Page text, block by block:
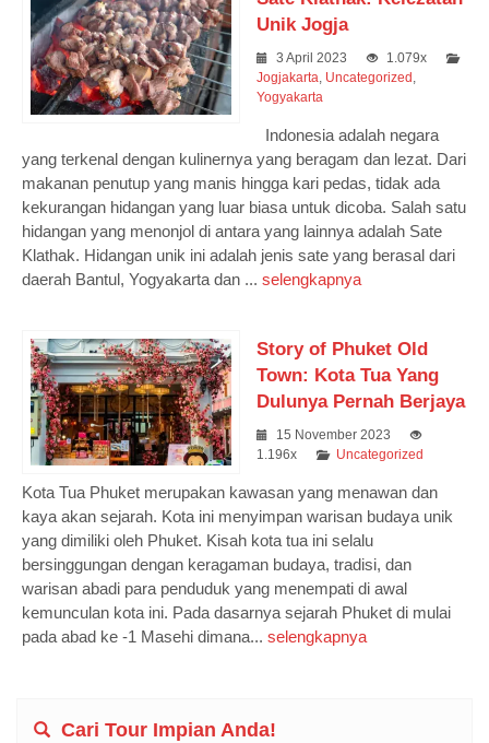
Unik Jogja
3 April 2023
1.079x
Jogjakarta, Uncategorized ,
Yogyakarta
Indonesia adalah negara
yang terkenal dengan kulinernya yang beragam dan lezat. Dari
makanan penutup yang manis hingga kari pedas, tidak ada
kekurangan hidangan yang luar biasa untuk dicoba. Salah satu
hidangan yang menonjol di antara yang lainnya adalah Sate
Klathak. Hidangan unik ini adalah jenis sate yang berasal dari
daerah Bantul, Yogyakarta dan ... selengkapnya
Story of Phuket Old
Town: Kota Tua Yang
Dulunya Pernah Berjaya
15 November 2023
1.196x
Uncategorized
Kota Tua Phuket merupakan kawasan yang menawan dan
kaya akan sejarah. Kota ini menyimpan warisan budaya unik
yang dimiliki oleh Phuket. Kisah kota tua ini selalu
bersinggungan dengan keragaman budaya, tradisi, dan
warisan abadi para penduduk yang menempati di awal
kemunculan kota ini. Pada dasarnya sejarah Phuket di mulai
pada abad ke -1 Masehi dimana... selengkapnya
Cari Tour Impian Anda!